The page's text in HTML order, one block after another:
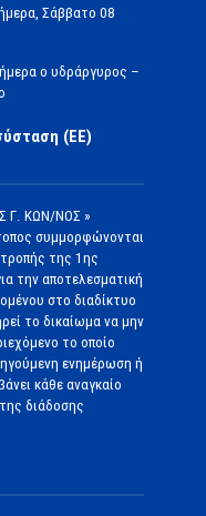
Σάββατο 08
ο υδράργυρος –
(ΕΕ)
Γ. ΚΩΝ/ΝΟΣ »
συμμορφώνονται
της 1ης
την αποτελεσματική
στο διαδίκτυο
το δικαίωμα να μην
το οποίο
ενημέρωση ή
κάθε αναγκαίο
διάδοσης